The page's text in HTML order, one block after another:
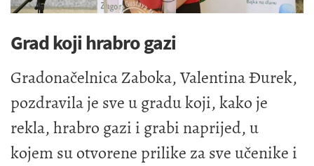
Grad koji hrabro gazi
Gradonačelnica Zaboka, Valentina Đurek,
pozdravila je sve u gradu koji, kako je
rekla, hrabro gazi i grabi naprijed, u
kojem su otvorene prilike za sve učenike i